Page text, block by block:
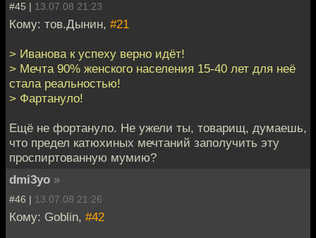
#45 | 13.07.08 21:23
Кому: тов.Дынин, #21
> Иванова к успеху верно идёт!
> Мечта 90% женского населения 15-40 лет для неё
стала реальностью!
> Фартануло!
Ещё не фортануло. Не ужели ты, товарищ, думаешь,
что предел катюхиных мечтаний заполучить эту
проспиртованную мумию?
dmi3yo »
#46 | 13.07.08 21:26
Кому: Goblin, #42